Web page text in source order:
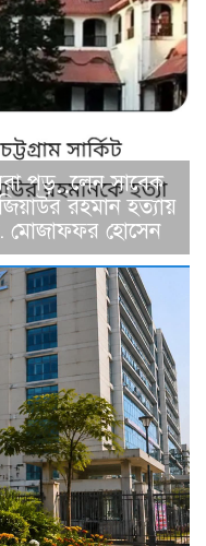
পড়়়লেন সাবেক
জিয়াউর রহমান হত্যায়
মোজাফফর হোসেন